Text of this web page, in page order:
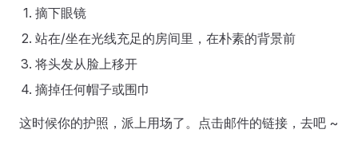
摘下眼镜
站在/坐在光线充足的房间里，在朴素的背景前
将头发从脸上移开
摘掉任何帽子或围巾
这时候你的护照，派上用场了。点击邮件的链接，去吧 ~